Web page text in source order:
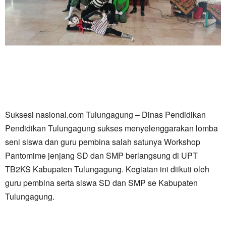
Suksesi nasional.com Tulungagung – Dinas Pendidikan
Pendidikan Tulungagung sukses menyelenggarakan lomba
seni siswa dan guru pembina salah satunya Workshop
Pantomime jenjang SD dan SMP berlangsung di UPT
TB2KS Kabupaten Tulungagung. Kegiatan ini diikuti oleh
guru pembina serta siswa SD dan SMP se Kabupaten
Tulungagung.